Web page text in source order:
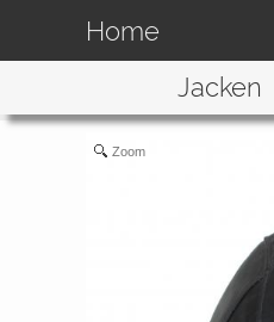
Home
Jacken
Zoom